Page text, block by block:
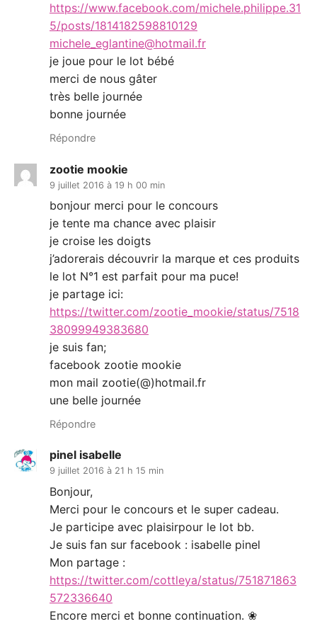
https://www.facebook.com/michele.philippe.31
5/posts/1814182598810129
michele_eglantine@hotmail.fr
je joue pour le lot bébé
merci de nous gâter
très belle journée
bonne journée
Répondre
zootie mookie
9 juillet 2016 à 19 h 00 min
bonjour merci pour le concours
je tente ma chance avec plaisir
je croise les doigts
j’adorerais découvrir la marque et ces produits
le lot N°1 est parfait pour ma puce!
je partage ici:
https://twitter.com/zootie_mookie/status/7518
38099949383680
je suis fan;
facebook zootie mookie
mon mail zootie(@)hotmail.fr
une belle journée
Répondre
pinel isabelle
9 juillet 2016 à 21 h 15 min
Bonjour,
Merci pour le concours et le super cadeau.
Je participe avec plaisirpour le lot bb.
Je suis fan sur facebook : isabelle pinel
Mon partage :
https://twitter.com/cottleya/status/751871863
572336640
Encore merci et bonne continuation. ❀